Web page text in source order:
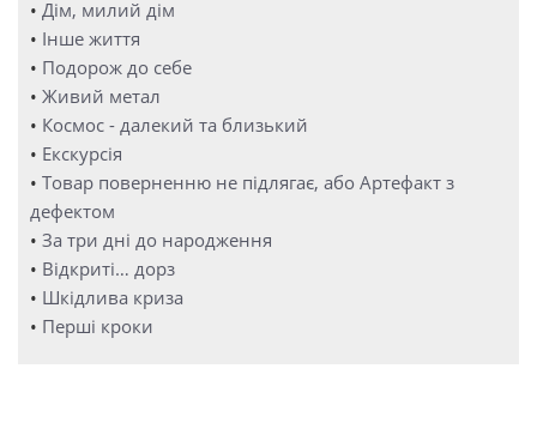
• Дім, милий дім
• Інше життя
• Подорож до себе
• Живий метал
• Космос - далекий та близький
• Екскурсія
• Товар поверненню не підлягає, або Артефакт з
дефектом
• За три дні до народження
• Відкриті… дорз
• Шкідлива криза
• Перші кроки